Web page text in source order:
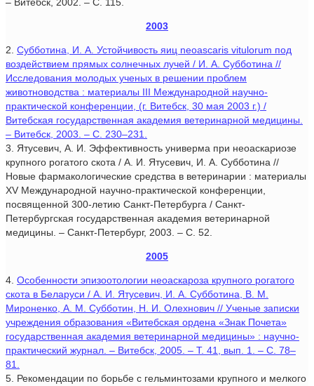
– Витебск, 2002. – С. 115.
2003
2. Субботина, И. А. Устойчивость яиц neоascaris vitulorum под
воздействием прямых солнечных лучей / И. А. Субботина //
Исследования молодых ученых в решении проблем
животноводства : материалы III Международной научно-
практической конференции, (г. Витебск, 30 мая 2003 г.) /
Витебская государственная академия ветеринарной медицины.
– Витебск, 2003. – С. 230–231.
3. Ятусевич, А. И. Эффективность универма при неоаскариозе
крупного рогатого скота / А. И. Ятусевич, И. А. Субботина //
Новые фармакологические средства в ветеринарии : материалы
ХV Международной научно-практической конференции,
посвященной 300-летию Санкт-Петербурга / Санкт-
Петербургская государственная академия ветеринарной
медицины. – Санкт-Петербург, 2003. – С. 52.
2005
4. Особенности эпизоотологии неоаскароза крупного рогатого
скота в Беларуси / А. И. Ятусевич, И. А. Субботина, В. М.
Мироненко, А. М. Субботин, Н. И. Олехнович // Ученые записки
учреждения образования «Витебская ордена «Знак Почета»
государственная академия ветеринарной медицины» : научно-
практический журнал. – Витебск, 2005. – Т. 41, вып. 1. – С. 78–
81.
5. Рекомендации по борьбе с гельминтозами крупного и мелкого